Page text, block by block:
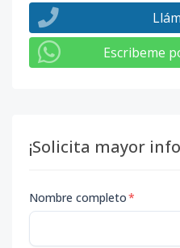
Escribeme
¡Solicita mayor
Nombre completo*